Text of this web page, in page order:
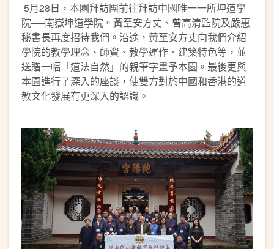
5月28日，本園拜訪團前往拜訪中國唯一一所坤道學
院──南嶽坤道學院。黃至安方丈、曾高清監院及嚴惠
秘書長再度招待我們。沿途，黃至安方丈向我們介紹
學院的教學理念、師資、教學運作、建築特色等，並
送贈一幅「道法自然」的親筆字畫予本園。最後更與
本園進行了深入的座談，使雙方對於中國和香港的道
教文化發展有更深入的認識。